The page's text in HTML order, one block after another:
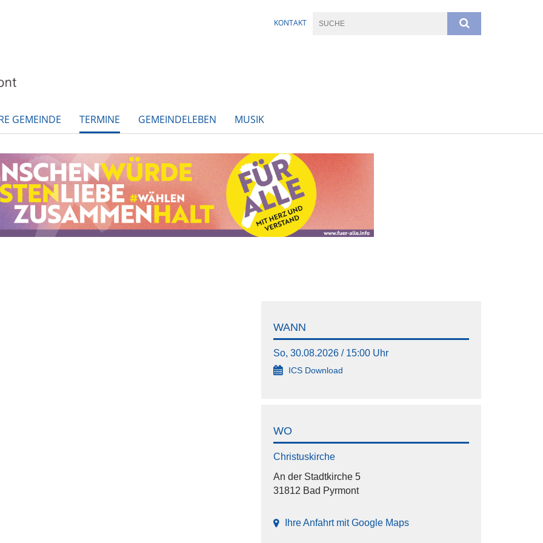
KONTAKT
GEMEINDE TERMINE GEMEINDELEBEN MUSIK
WANN
So, 30.08.2026 / 15:00 Uhr
ICS Download
WO
Christuskirche
An der Stadtkirche 5
31812 Bad Pyrmont
Ihre Anfahrt mit Google Maps